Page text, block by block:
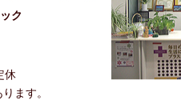
ク
休
ます。